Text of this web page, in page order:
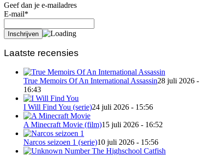
Geef dan je e-mailadres
E-mail*
Laatste recensies
True Memoirs Of An International Assassin28 juli 2026 -
16:43
I Will Find You (serie)24 juli 2026 - 15:56
A Minecraft Movie (film)15 juli 2026 - 16:52
Narcos seizoen 1 (serie)10 juli 2026 - 15:56